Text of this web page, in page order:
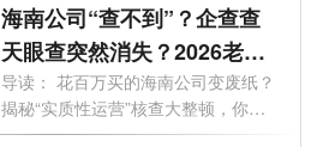
海南公司“查不到”？企查查
天眼查突然消失？2026老板
必看的工商屏蔽避坑与解除
指南！
导读： 花百万买的海南公司变废纸？
揭秘“实质性运营”核查大整顿，你
的...